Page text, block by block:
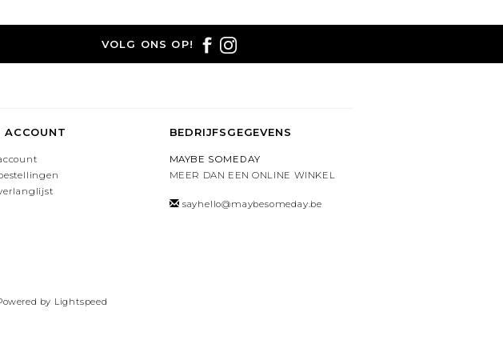
VOLG ONS OP!
ACCOUNT BEDRIJFSGEGEVENS
MAYBE SOMEDAY
MEER DAN EEN ONLINE WINKEL
sayhello@maybesomeday.be
by Lightspeed